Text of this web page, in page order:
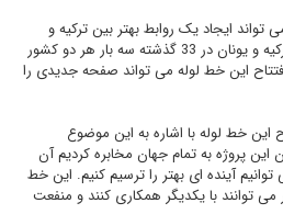
تواند ایجاد یک روابط بهتر بین ترکیه و
یونان باشد. خطر آغاز جنگ بین ترکیه و یونان در 33 گذشته سه بار هر دو کشور
این خط لوله می تواند صفحه جدیدی را
این خط لوله با اشاره به این موضوع
این پروژه به تمام جهان مخابره کردیم آن
آینده ای بهتر را ترسیم کنیم. این خط
توانند با یکدیگر همکاری کنند و منفعت